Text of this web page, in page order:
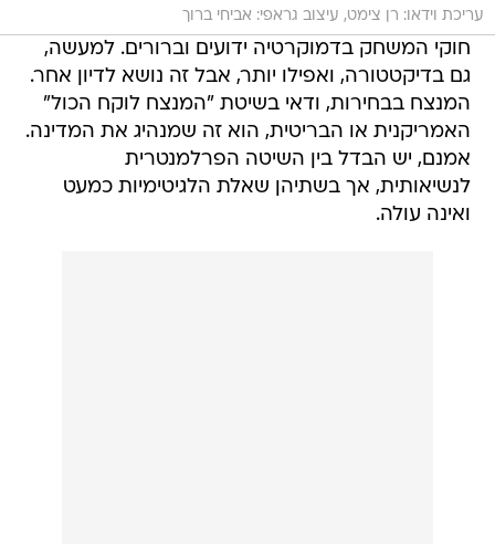
עריכת וידאו: רן צימט, עיצוב גראפי: אביחי ברוך
חוקי המשחק בדמוקרטיה ידועים וברורים. למעשה,
גם בדיקטטורה, ואפילו יותר, אבל זה נושא לדיון אחר.
המנצח בבחירות, ודאי בשיטת "המנצח לוקח הכול"
האמריקנית או הבריטית, הוא זה שמנהיג את המדינה.
אמנם, יש הבדל בין השיטה הפרלמנטרית
לנשיאותית, אך בשתיהן שאלת הלגיטימיות כמעט
ואינה עולה.